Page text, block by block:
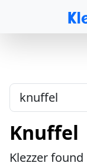
Knuffel
Klezzer found